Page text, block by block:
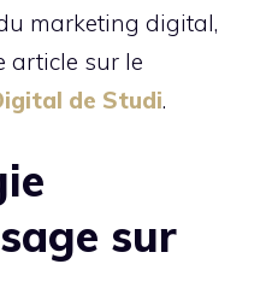
marketing digital,
article sur le
de Studi.
sur